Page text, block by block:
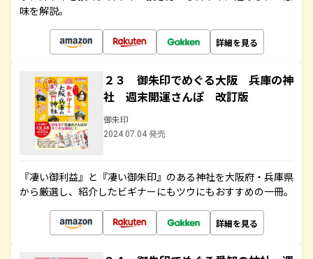
味を解説。
詳細を見る
２３ 御朱印でめぐる大阪 兵庫の神
社 週末開運さんぽ 改訂版
御朱印
2024.07.04 発売
『凄い御利益』と『凄い御朱印』のある神社を大阪府・兵庫県
から厳選し、紹介したビギナーにもツウにもおすすめの一冊。
詳細を見る